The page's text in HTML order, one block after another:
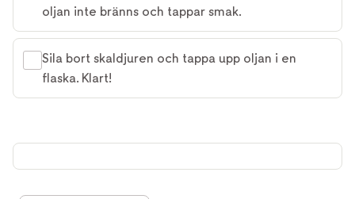
oljan inte bränns och tappar smak.
Sila bort skaldjuren och tappa upp oljan i en
flaska. Klart!